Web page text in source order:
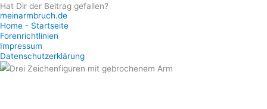
Hat Dir der Beitrag gefallen?
meinarmbruch.de
Home - Startseite
Forenrichtlinien
Impressum
Datenschutzerklärung